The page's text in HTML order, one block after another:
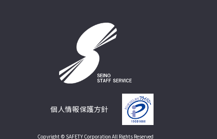
個人情報保護方針
Copyright © SAFETY Corporation All Rights Reserved